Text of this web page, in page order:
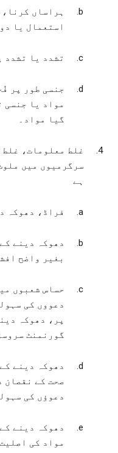
ہراساں
استعمال یا
تشدد یا تشدد
جنسی طور پر
مواد یا جنسی
گیا مواد۔
غلط معلومات،
سرگرمیوں میں
ہے
فراڈ، دھوکہ
دھوکہ دینے
بغیر واضح
حساس شعبوں
دعووں کی
پر، دھوکہ
گورنمنٹ
دھوکہ دینے
صحت کے نقصان
دعوؤں کی
دھوکہ دینے
مواد کی